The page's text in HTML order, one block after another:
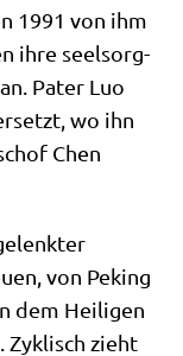
1991 von ihm
ihre seel­sorg­
Pater Luo
wo ihn
Chen
von Peking
dem Hei­li­gen
Zyklisch zieht